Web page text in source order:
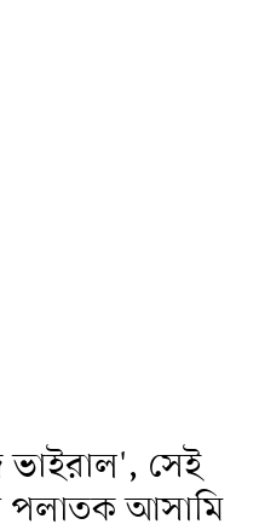
ভাইরাল', সেই
পলাতক আসামি